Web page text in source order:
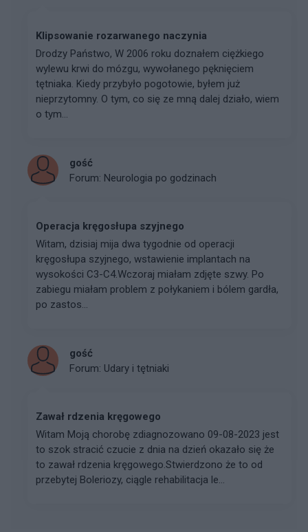
Klipsowanie rozarwanego naczynia
Drodzy Państwo, W 2006 roku doznałem ciężkiego
wylewu krwi do mózgu, wywołanego pęknięciem
tętniaka. Kiedy przybyło pogotowie, byłem już
nieprzytomny. O tym, co się ze mną dalej działo, wiem
o tym...
gość
Forum: Neurologia po godzinach
Operacja kręgosłupa szyjnego
Witam, dzisiaj mija dwa tygodnie od operacji
kręgosłupa szyjnego, wstawienie implantach na
wysokości C3-C4.Wczoraj miałam zdjęte szwy. Po
zabiegu miałam problem z połykaniem i bólem gardła,
po zastos...
gość
Forum: Udary i tętniaki
Zawał rdzenia kręgowego
Witam Moją chorobę zdiagnozowano 09-08-2023 jest
to szok stracić czucie z dnia na dzień okazało się że
to zawał rdzenia kręgowego.Stwierdzono że to od
przebytej Boleriozy, ciągle rehabilitacja le...